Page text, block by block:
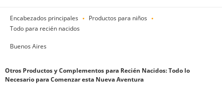
Encabezados principales
Productos para niños
Todo para recién nacidos
Buenos Aires
Otros Productos y Complementos para Recién Nacidos: Todo lo
Necesario para Comenzar esta Nueva Aventura